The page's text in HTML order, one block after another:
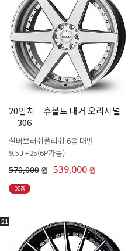
20인치│휴볼트 대거 오리지널
│306
실버브러쉬폴리쉬 6홀 대만
9.5J +25(6P가능)
570,000 원 539,000 원
DC중
21